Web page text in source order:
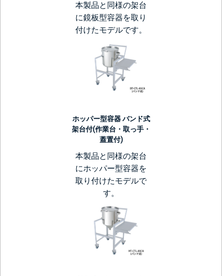
本製品と同様の架台
に鏡板型容器を取り
付けたモデルです。
ホッパー型容器 バンド式
架台付(作業台・取っ手・
蓋置付)
本製品と同様の架台
にホッパー型容器を
取り付けたモデルで
す。